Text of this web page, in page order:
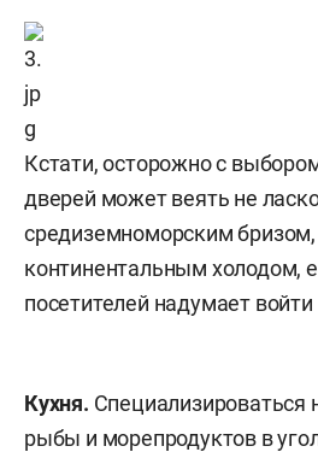
Кстати, осторожно с
дверей может веять не
средиземноморским
континентальным холодом,
посетителей надумает
Кухня. Специализироваться
рыбы и морепродуктов в